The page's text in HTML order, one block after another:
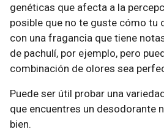
genéticas que afecta a la
posible que no te guste cómo tu
con una fragancia que tiene
de pachulí, por ejemplo, pero
combinación de olores sea
Puede ser útil probar una
que encuentres un desodorante
bien.